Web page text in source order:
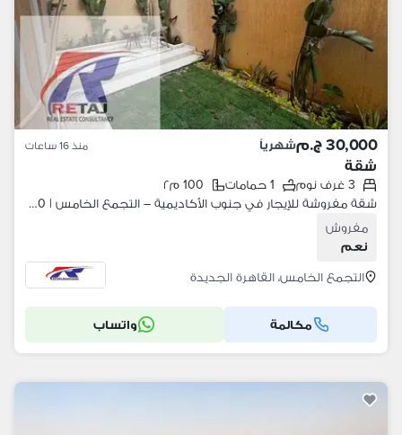
30,000 ج.م شهرياً منذ 16 ساعات
شقة
3 غرف نوم 1 حمامات
100 م٢
شقة مفروشة للإيجار في جنوب الأكاديمية – التجمع الخامس | 100 متر
مفروش
نعم
التجمع الخامس، القاهرة الجديدة
مكالمة واتساب